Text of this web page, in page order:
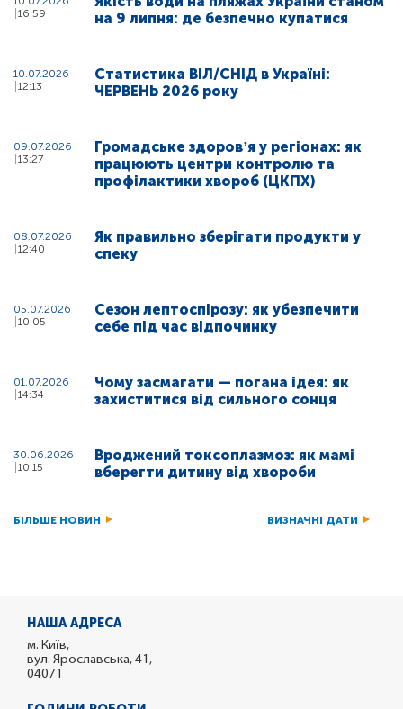
16:59
на 9 липня: де безпечно купатися
10.07.2026
12:13
Статистика ВІЛ/СНІД в Україні:
ЧЕРВЕНЬ 2026 року
09.07.2026
13:27
Громадське здоровʼя у регіонах: як
працюють центри контролю та
профілактики хвороб (ЦКПХ)
08.07.2026
12:40
Як правильно зберігати продукти у
спеку
05.07.2026
10:05
Сезон лептоспірозу: як убезпечити
себе під час відпочинку
01.07.2026
14:34
Чому засмагати — погана ідея: як
захиститися від сильного сонця
30.06.2026
10:15
Вроджений токсоплазмоз: як мамі
вберегти дитину від хвороби
БІЛЬШЕ НОВИН ВИЗНАЧНІ ДАТИ
НАША АДРЕСА
м. Київ,
вул. Ярославська, 41,
04071